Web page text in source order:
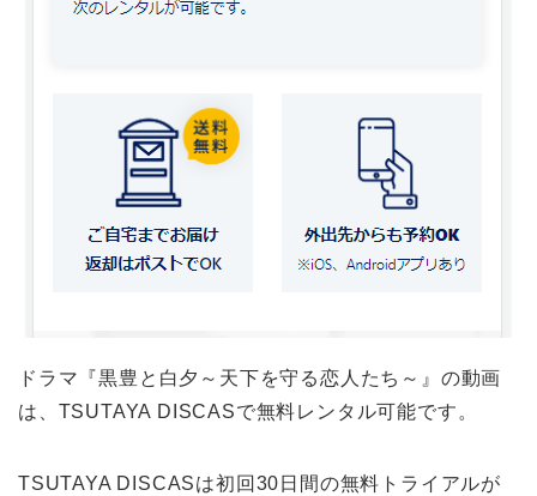
ドラマ『黒豊と白夕～天下を守る恋人たち～』の動画
は、TSUTAYA DISCASで無料レンタル可能です。
TSUTAYA DISCASは初回30日間の無料トライアルが